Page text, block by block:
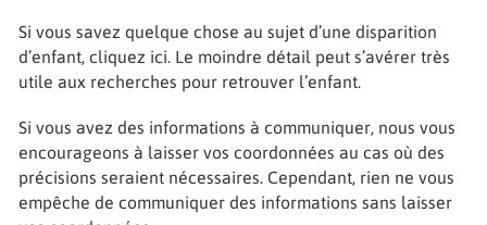
Si vous savez quelque chose au sujet d’une disparition
d’enfant, cliquez ici. Le moindre détail peut s’avérer très
utile aux recherches pour retrouver l’enfant.
Si vous avez des informations à communiquer, nous vous
encourageons à laisser vos coordonnées au cas où des
précisions seraient nécessaires. Cependant, rien ne vous
empêche de communiquer des informations sans laisser